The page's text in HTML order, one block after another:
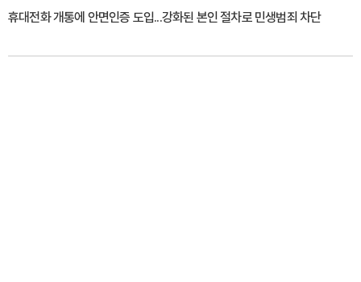
휴대전화 개통에 안면인증 도입...강화된 본인 절차로 민생범죄 차단